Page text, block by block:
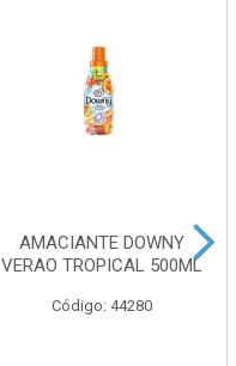
AMACIANTE DOWNY
VERAO TROPICAL 500ML
Código: 44280